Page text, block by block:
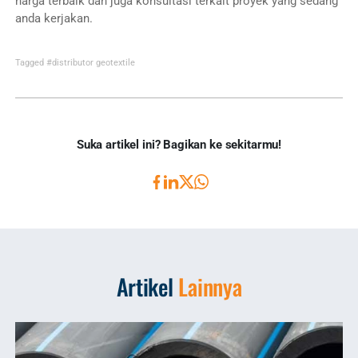
anda kerjakan.
Tagged #distributor geotextile
Suka artikel ini? Bagikan ke sekitarmu!
ArtikelLainnya